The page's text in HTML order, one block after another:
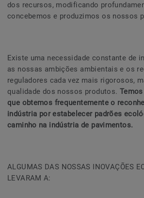
dos recursos, modificando
concebemos e produzimos os nossos
Existe uma necessidade constante de
as nossas ambições ambientais e os
reguladores cada vez mais rigorosos,
qualidade dos nossos produtos.
que obtemos frequentemente o
indústria por estabelecer padrões
caminho na indústria de pavimentos.
ALGUMAS DAS NOSSAS INOVAÇÕES
LEVARAM A: